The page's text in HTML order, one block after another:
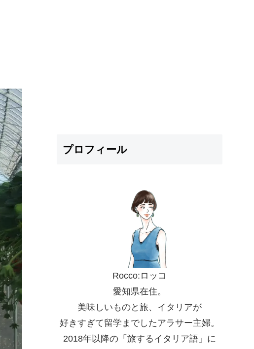
プロフィール
Rocco:ロッコ
愛知県在住。
美味しいものと旅、イタリアが
好きすぎて留学までしたアラサー主婦。
2018年以降の「旅するイタリア語」に